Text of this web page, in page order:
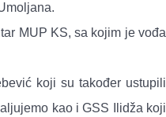
MUP KS, sa kojim je vođa
koji su također ustupili
kao i GSS Ilidža koji